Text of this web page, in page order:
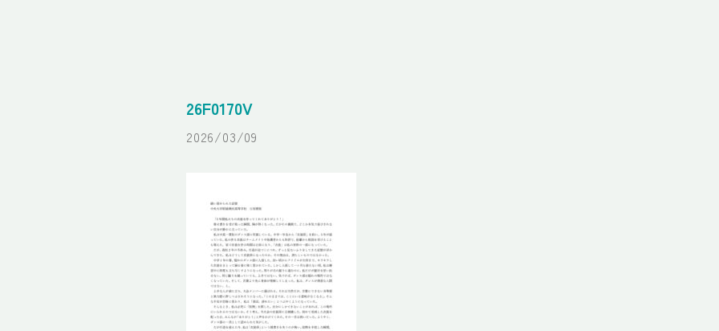
26F0170V
2026/03/09